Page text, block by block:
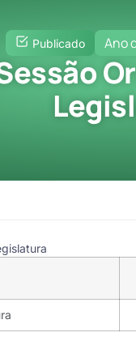
Publicado Ano